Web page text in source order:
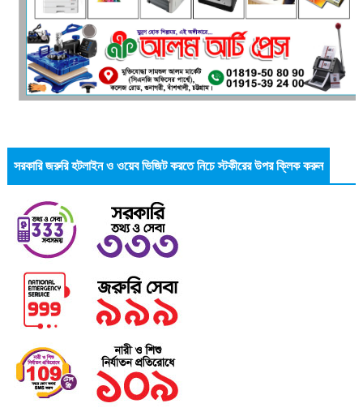
সরকারি জরুরি হটলাইন ও ওয়েব ভিজিট করতে নিচে স্টকীরের উপর ক্লিক করুন